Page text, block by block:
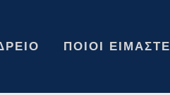
ΠΟΙΟΙ ΕΊΜΑΣΤΕ